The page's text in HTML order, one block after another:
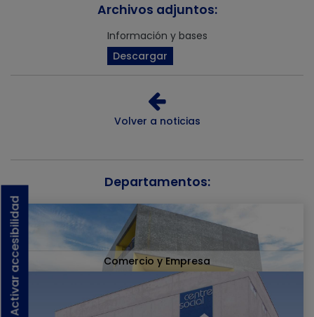
Activar accesibilidad
Archivos adjuntos:
Información y bases
Descargar
Volver a noticias
Departamentos:
Comercio y Empresa